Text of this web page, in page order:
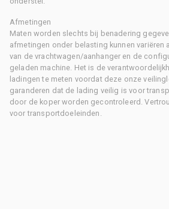
Afmetingen
Maten worden slechts bij benadering
afmetingen onder belasting kunnen variëren
van de vrachtwagen/aanhanger en de
geladen machine. Het is de
ladingen te meten voordat deze onze
garanderen dat de lading veilig is voor
door de koper worden gecontroleerd.
voor transportdoeleinden.